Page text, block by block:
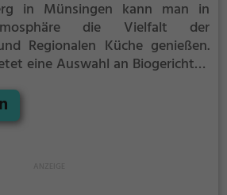
in Münsingen kann man in
die Vielfalt der
Regionalen Küche genießen.
eine Auswahl an Biogerichten
kann man aus einer Auswahl
und anderen Getränken